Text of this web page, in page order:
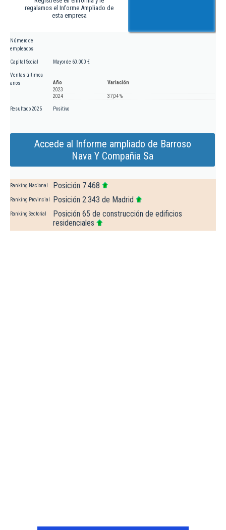
regalamos el Informe Ampliado de
esta empresa
Número de
empleados
Capital Social Mayor de 60.000 €
Ventas últimos
años
Año
Variación
2023
2024
37,04 %
Resultado 2025 Positivo
Accede al Informe ampliado de Barroso
Nava Y Compañia Sa
Ranking Nacional Posición 7.468
Ranking Provincial Posición 2.343 de Madrid
Ranking Sectorial
Posición 65 de construcción de edificios
residenciales